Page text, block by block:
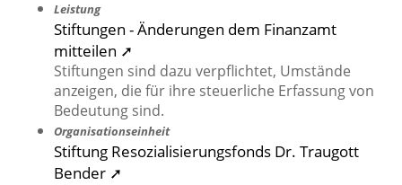
Leistung
Stiftungen - Änderungen dem Finanzamt
mitteilen ➚
Stiftungen sind dazu verpflichtet, Umstände
anzeigen, die für ihre steuerliche Erfassung von
Bedeutung sind.
Organisationseinheit
Stiftung Resozialisierungsfonds Dr. Traugott
Bender ➚